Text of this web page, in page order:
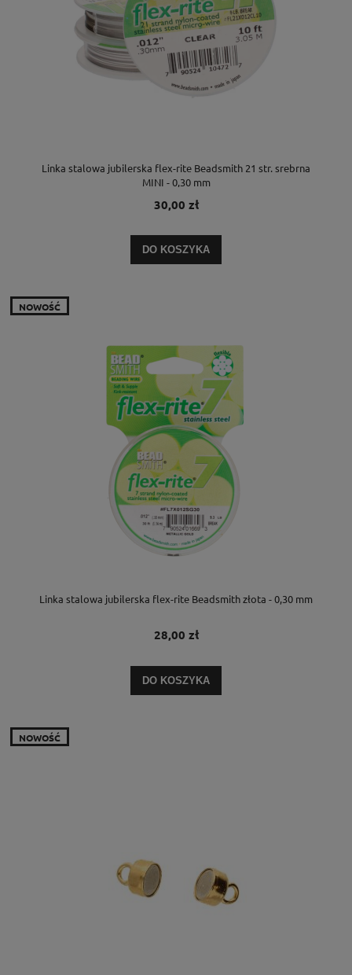
Linka stalowa jubilerska flex-rite Beadsmith 21 str. srebrna
MINI - 0,30 mm
30,00 zł
DO KOSZYKA
Linka stalowa jubilerska flex-rite Beadsmith złota - 0,30 mm
28,00 zł
DO KOSZYKA
NOWOŚĆ
NOWOŚĆ